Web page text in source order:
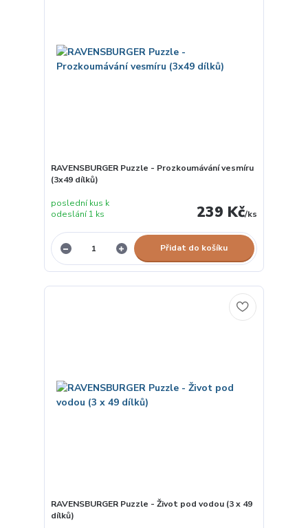
RAVENSBURGER Puzzle - Prozkoumávání vesmíru
(3x49 dílků)
239 Kč/ks
poslední kus k
odeslání 1 ks
Přidat do košíku
RAVENSBURGER Puzzle - Život pod vodou (3 x 49
dílků)